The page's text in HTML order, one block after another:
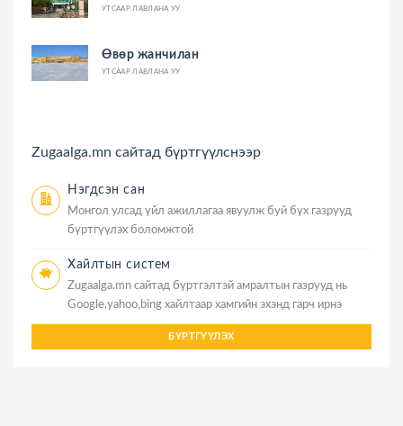
УТСААР ЛАВЛАНА УУ
Өвөр жанчилан
УТСААР ЛАВЛАНА УУ
Zugaalga.mn сайтад бүртгүүлснээр
Нэгдсэн сан
Монгол улсад үйл ажиллагаа явуулж буй бүх газрууд
бүртгүүлэх боломжтой
Хайлтын систем
Zugaalga.mn сайтад бүртгэлтэй амралтын газрууд нь
Google,yahoo,bing хайлтаар хамгийн эхэнд гарч ирнэ
БҮРТГҮҮЛЭХ